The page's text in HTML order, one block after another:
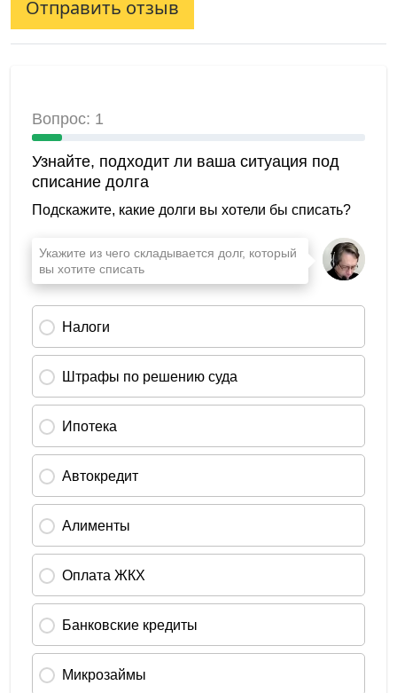
Отправить отзыв